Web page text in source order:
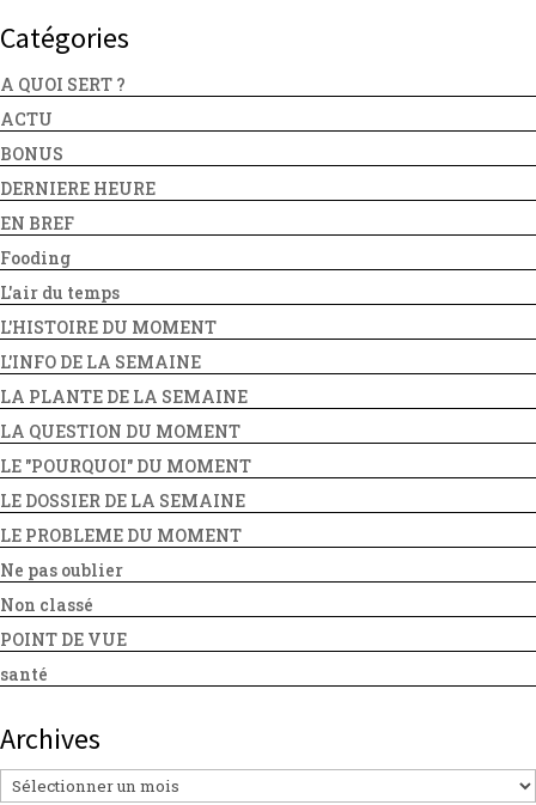
Catégories
A QUOI SERT ?
ACTU
BONUS
DERNIERE HEURE
EN BREF
Fooding
L'air du temps
L'HISTOIRE DU MOMENT
L'INFO DE LA SEMAINE
LA PLANTE DE LA SEMAINE
LA QUESTION DU MOMENT
LE "POURQUOI" DU MOMENT
LE DOSSIER DE LA SEMAINE
LE PROBLEME DU MOMENT
Ne pas oublier
Non classé
POINT DE VUE
santé
Archives
Archives